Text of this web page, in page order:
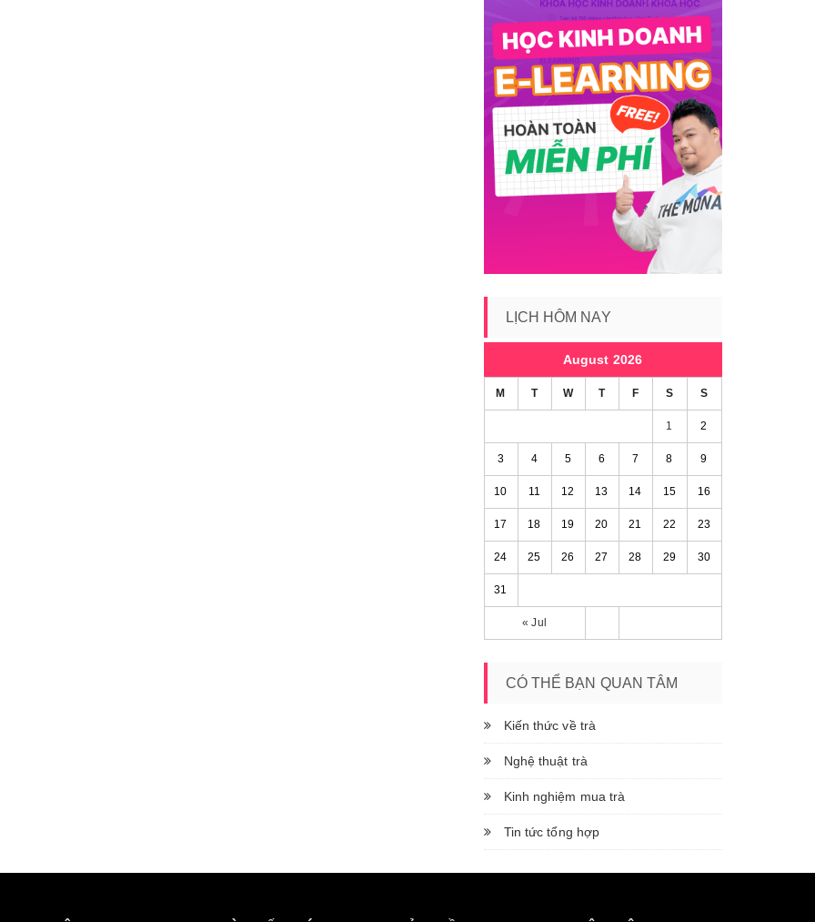
LỊCH HÔM NAY
August 2026
M T W T F S S
« Jul
1 2
3 4 5 6 7 8 9
10 11 12 13 14 15 16
17 18 19 20 21 22 23
24 25 26 27 28 29 30
31
CÓ THỂ BẠN QUAN TÂM
Kiến thức về trà
Nghệ thuật trà
Kinh nghiệm mua trà
Tin tức tổng hợp